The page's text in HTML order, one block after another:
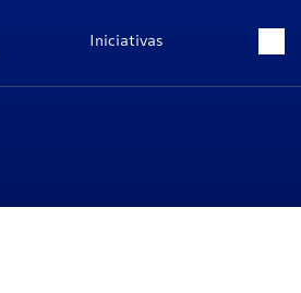
Iniciativas